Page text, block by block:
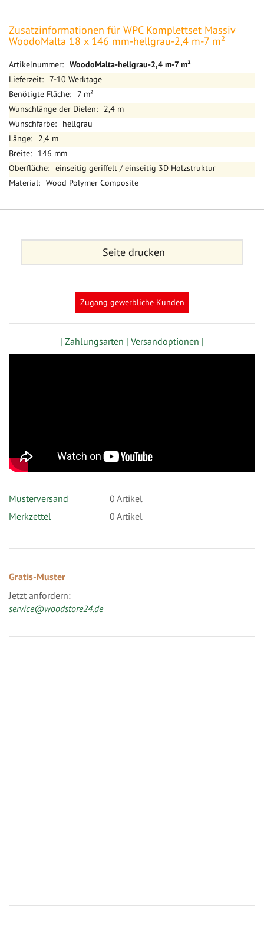
Zusatzinformationen für WPC Komplettset Massiv
WoodoMalta 18 x 146 mm-hellgrau-2,4 m-7 m²
Mehr
Informationen
WoodoMalta-hellgrau-2,4 m-7 m²
7-10 Werktage
7 m²
2,4 m
hellgrau
2,4 m
146 mm
einseitig geriffelt / einseitig 3D Holzstruktur
Wood Polymer Composite
Seite drucken
Zugang gewerbliche Kunden
| Zahlungsarten | Versandoptionen |
Musterversand 0 Artikel
Merkzettel
0 Artikel
Gratis-Muster
Jetzt anfordern:
service@woodstore24.de